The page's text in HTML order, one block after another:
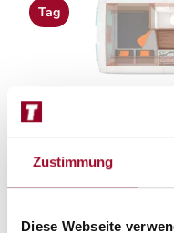
Zustimmung
Diese Webseite
Tag